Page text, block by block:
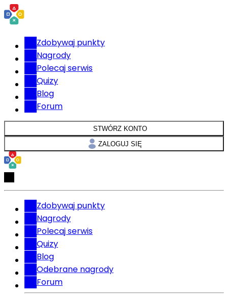
Zdobywaj punkty
Nagrody
Polecaj serwis
Quizy
Blog
Forum
STWÓRZ KONTO
ZALOGUJ SIĘ
Zdobywaj punkty
Nagrody
Polecaj serwis
Quizy
Blog
Odebrane nagrody
Forum